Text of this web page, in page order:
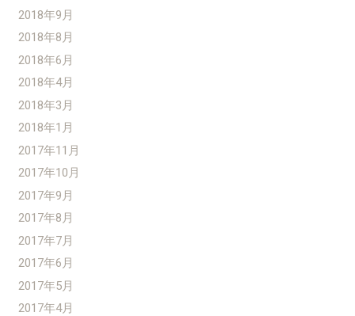
2018年9月
2018年8月
2018年6月
2018年4月
2018年3月
2018年1月
2017年11月
2017年10月
2017年9月
2017年8月
2017年7月
2017年6月
2017年5月
2017年4月